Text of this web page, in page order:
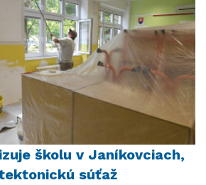
školu v Janíkovciach,
súťaž